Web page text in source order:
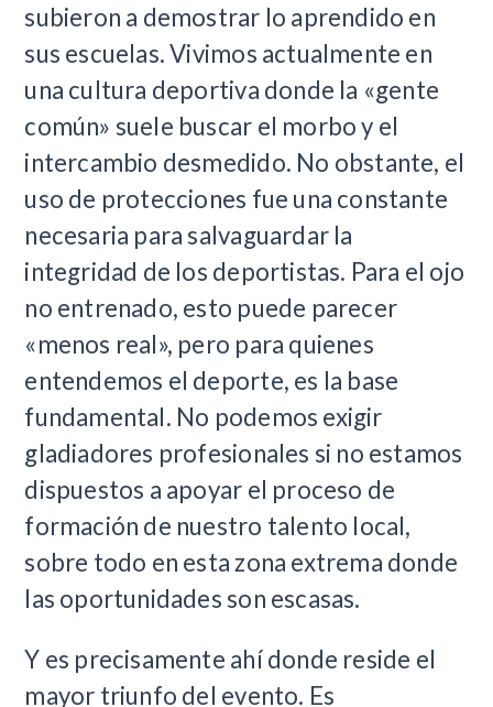
subieron a demostrar lo aprendido en
sus escuelas. Vivimos actualmente en
una cultura deportiva donde la «gente
común» suele buscar el morbo y el
intercambio desmedido. No obstante, el
uso de protecciones fue una constante
necesaria para salvaguardar la
integridad de los deportistas. Para el ojo
no entrenado, esto puede parecer
«menos real», pero para quienes
entendemos el deporte, es la base
fundamental. No podemos exigir
gladiadores profesionales si no estamos
dispuestos a apoyar el proceso de
formación de nuestro talento local,
sobre todo en esta zona extrema donde
las oportunidades son escasas.
Y es precisamente ahí donde reside el
mayor triunfo del evento. Es